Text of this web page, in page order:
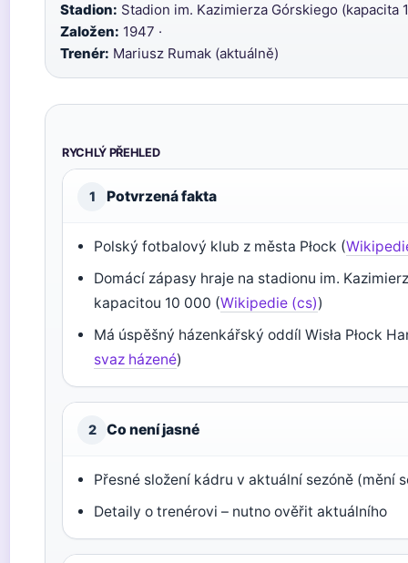
Stadion: Stadion im. Kazimierza Górskiego (kapacita
Založen: 1947 ·
Trenér: Mariusz Rumak (aktuálně)
RYCHLÝ PŘEHLED
1 Potvrzená fakta
Polský fotbalový klub z města Płock (
Domácí zápasy hraje na stadionu im.
kapacitou 10 000 (Wikipedie (cs))
Má úspěšný házenkářský oddíl Wisła Płock
svaz házené)
2 Co není jasné
Přesné složení kádru v aktuální sezóně (mění
Detaily o trenérovi – nutno ověřit aktuálního